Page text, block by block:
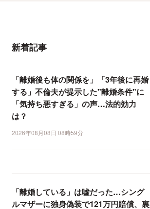
新着記事
「離婚後も体の関係を」「3年後に再婚
する」不倫夫が提示した"離婚条件"に
「気持ち悪すぎる」の声…法的効力
は？
2026年08月08日 08時59分
「離婚している」は嘘だった…シング
ルマザーに独身偽装で121万円賠償、裏